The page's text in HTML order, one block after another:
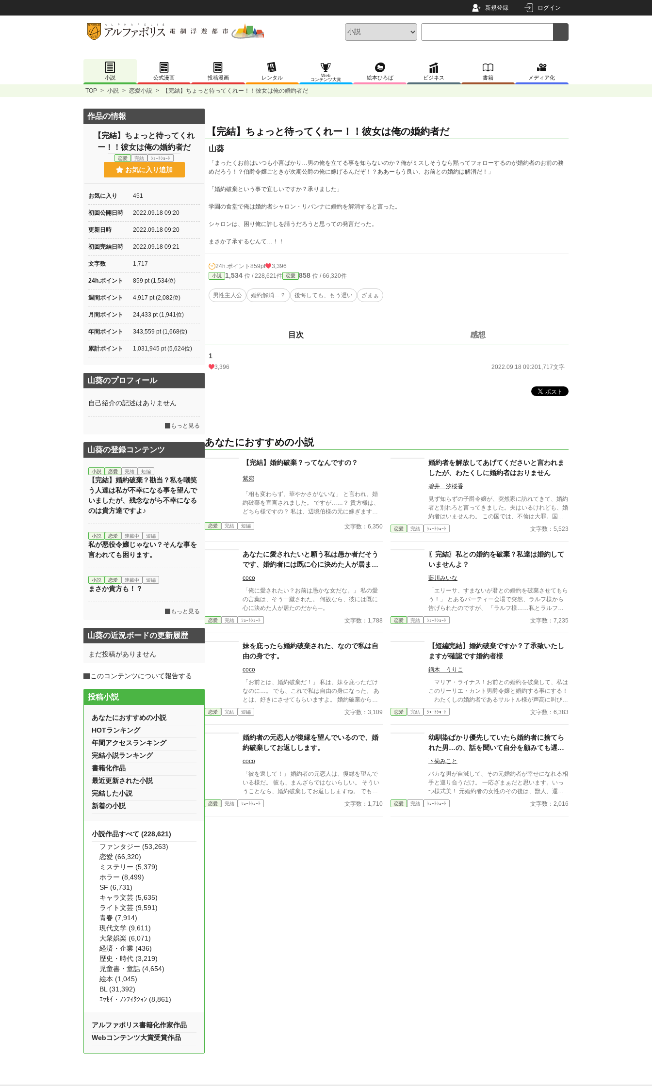
新規登録 ログイン
小説 公式漫画 投稿漫画 レンタル
Web
コンテンツ大賞
絵本ひろば ビジネス 書籍 メディア化
TOP > 小説 > 恋愛小説 > 【完結】ちょっと待ってくれー！！彼女は俺の婚約者だ
【完結】ちょっと待ってくれー！！彼女は俺の婚約者だ
山葵
「まったくお前はいつも小言ばかり…男の俺を立てる事を知らないのか？俺がミスしそうなら黙ってフォローするのが婚約者のお前の務
めだろう！？伯爵令嬢ごときが次期公爵の俺に嫁げるんだぞ！？ああーもう良い、お前との婚約は解消だ！」
「婚約破棄という事で宜しいですか？承りました」
学園の食堂で俺は婚約者シャロン・リバンナに婚約を解消すると言った。
シャロンは、困り俺に許しを請うだろうと思っての発言だった。
まさか了承するなんて…！！
24h.ポイント 859pt 3,396
小説 1,534 位 / 228,621件 恋愛 858 位 / 66,320件
男性主人公 婚約解消…？ 後悔しても、もう遅い ざまぁ
目次 感想
1
3,396 2022.09.18 09:201,717文字
あなたにおすすめの小説
【完結】婚約破棄？ってなんですの？
紫宛
「相も変わらず、華やかさがないな」 と言われ、婚
約破棄を宣言されました。 ですが……？ 貴方様は、
どちら様ですの？ 私は、辺境伯様の元に嫁ぎます
恋愛 完結 短編 文字数：6,350
婚約者を解放してあげてくださいと言われま
したが、わたくしに婚約者はおりません
碧井 汐桜香
見ず知らずの子爵令嬢が、突然家に訪れてきて、婚約
者と別れろと言ってきました。夫はいるけれども、婚
約者はいませんわ。 この国では、不倫は大罪。国教
の教義に反するため、むち打ちの上、国外追放になり
ます。 話を擦り合わせていると、夫が帰ってき
恋愛 完結 ｼｮｰﾄｼｮｰﾄ 文字数：5,523
あなたに愛されたいと願う私は愚か者だそう
です、婚約者には既に心に決めた人が居まし
coco
「俺に愛されたい？お前は愚かな女だな。」 私の愛
の言葉は、そう一蹴された。 何故なら、彼には既に
心に決めた人が居たのだから─。
恋愛 完結 ｼｮｰﾄｼｮｰﾄ 文字数：1,788
〖完結〗私との婚約を破棄？私達は婚約して
いませんよ？
藍川みいな
「エリーサ、すまないが君との婚約を破棄させてもら
う！」 とあるパーティー会場で突然、ラルフ様から
告げられたのですが、 「ラルフ様……私とラルフ様
は、婚約なんてしていませんよ？」 確かに昔、婚約
をしていましたが、三年前に同じセリフで婚約破棄し
番外編1話です。
恋愛 完結 ｼｮｰﾄｼｮｰﾄ 文字数：7,235
妹を庇ったら婚約破棄された、なので私は自
由の身です。
coco
「お前とは、婚約破棄だ！」 私は、妹を庇っただけ
なのに…。 でも、これで私は自由の身になった。 あ
とは、好きにさせてもらいますよ。 婚約破棄から、
私の幸せが始まるのです─。
恋愛 完結 短編 文字数：3,109
【短編完結】婚約破棄ですか？了承致いたし
ますが確認です婚約者様
鏑木 うりこ
マリア・ライナス！お前との婚約を破棄して、私は
このリーリエ・カント男爵令嬢と婚約する事にする！
わたくしの婚約者であるサルトル様が声高に叫びま
した。 なるほど分かりましたが、状況を良く確認
させていただきましょうか？ あとからやはりなか
はございませんからね？ シーン書き2作目です
(*'ω'*)楽しい。
恋愛 完結 ｼｮｰﾄｼｮｰﾄ 文字数：6,383
婚約者の元恋人が復縁を望んでいるので、婚
約破棄してお返しします。
coco
「彼を返して！」 婚約者の元恋人は、復縁を望んで
いる様だ。 彼も、まんざらではないらしい。 そうい
うことなら、婚約破棄してお返ししますね。 でも、
後から要らないと言うのは無しですから。 あなた
は、どんな彼でも愛せるんでしょ─？
恋愛 完結 ｼｮｰﾄｼｮｰﾄ 文字数：1,710
幼馴染ばかり優先していたら婚約者に捨てら
れた男…の、話を聞いて自分を顧みても遅か
ったお話と、その婚約者のその後のお話
下菊みこと
バカな男が自滅して、その元婚約者が幸せになれる相
手と巡り合うだけ。 一応ざまぁだと思います。いっ
つ様式美！ 元婚約者の女性のその後は、獣人、運命
の番、そんなお話。 小説家になろう様でも投稿して
います。
恋愛 完結 ｼｮｰﾄｼｮｰﾄ 文字数：2,016
作品の情報
【完結】ちょっと待ってくれ
ー！！彼女は俺の婚約者だ
恋愛 完結 ｼｮｰﾄｼｮｰﾄ
お気に入り追加
お気に入り 451
初回公開日時 2022.09.18 09:20
更新日時 2022.09.18 09:20
初回完結日時 2022.09.18 09:21
文字数 1,717
24h.ポイント 859 pt (1,534位)
週間ポイント 4,917 pt (2,082位)
月間ポイント 24,433 pt (1,941位)
年間ポイント 343,559 pt (1,668位)
累計ポイント 1,031,945 pt (5,624位)
山葵のプロフィール
自己紹介の記述はありません
もっと見る
山葵の登録コンテンツ
小説 恋愛 完結 短編
【完結】婚約破棄？勘当？私を嘲笑
う人達は私が不幸になる事を望んで
いましたが、残念ながら不幸になる
のは貴方達ですよ♪
小説 恋愛 連載中 短編
私が悪役令嬢じゃない？そんな事を
言われても困ります。
小説 恋愛 連載中 短編
まさか貴方も！？
もっと見る
山葵の近況ボードの更新履歴
まだ投稿がありません
このコンテンツについて報告する
投稿小説
あなたにおすすめの小説
HOTランキング
年間アクセスランキング
完結小説ランキング
書籍化作品
最近更新された小説
完結した小説
新着の小説
小説作品すべて (228,621)
ファンタジー (53,263)
恋愛 (66,320)
ミステリー (5,379)
ホラー (8,499)
SF (6,731)
キャラ文芸 (5,635)
ライト文芸 (9,591)
青春 (7,914)
現代文学 (9,611)
大衆娯楽 (6,071)
経済・企業 (436)
歴史・時代 (3,219)
児童書・童話 (4,654)
絵本 (1,045)
BL (31,392)
ｴｯｾｲ・ﾉﾝﾌｨｸｼｮﾝ (8,861)
アルファポリス書籍化作家作品
Webコンテンツ大賞受賞作品